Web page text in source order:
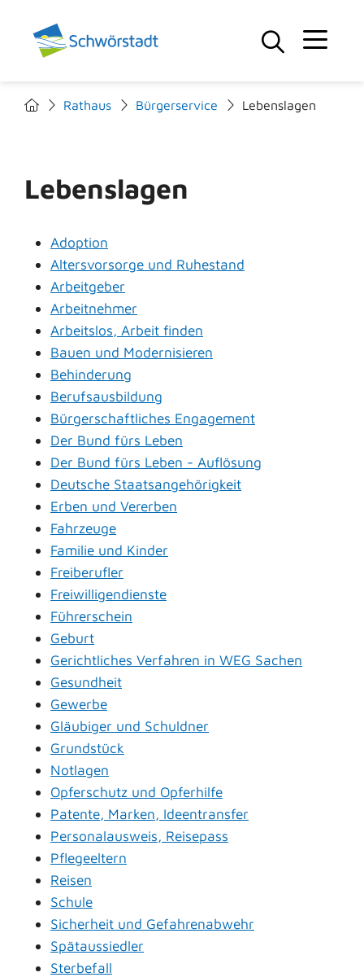
Rathaus Bürgerservice Lebenslagen
Lebenslagen
Adoption
Altersvorsorge und Ruhestand
Arbeitgeber
Arbeitnehmer
Arbeitslos, Arbeit finden
Bauen und Modernisieren
Behinderung
Berufsausbildung
Bürgerschaftliches Engagement
Der Bund fürs Leben
Der Bund fürs Leben - Auflösung
Deutsche Staatsangehörigkeit
Erben und Vererben
Fahrzeuge
Familie und Kinder
Freiberufler
Freiwilligendienste
Führerschein
Geburt
Gerichtliches Verfahren in WEG Sachen
Gesundheit
Gewerbe
Gläubiger und Schuldner
Grundstück
Notlagen
Opferschutz und Opferhilfe
Patente, Marken, Ideentransfer
Personalausweis, Reisepass
Pflegeeltern
Reisen
Schule
Sicherheit und Gefahrenabwehr
Spätaussiedler
Sterbefall